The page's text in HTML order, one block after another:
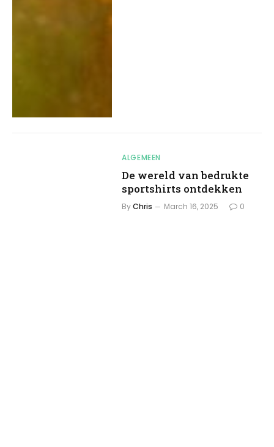
ALGEMEEN
De wereld van bedrukte
sportshirts ontdekken
ByChris March 16, 2025 0